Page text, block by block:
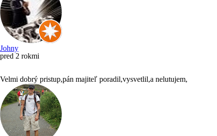
Johny
pred 2 rokmi
Velmi dobrý pristup,pán majiteľ poradil,vysvetlil,a nelutujem,